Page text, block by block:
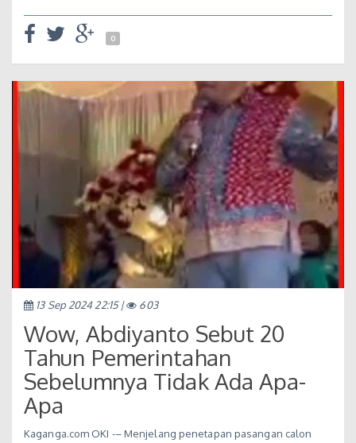
0
13 Sep 2024 22:15 | 603
Wow, Abdiyanto Sebut 20
Tahun Pemerintahan
Sebelumnya Tidak Ada Apa-
Apa
Kaganga.com OKI -– Menjelang penetapan pasangan calon